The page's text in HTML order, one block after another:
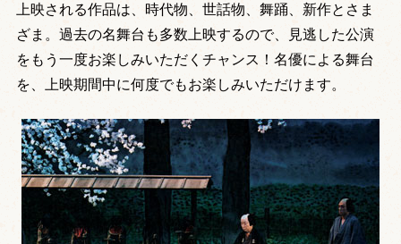
上映される作品は、時代物、世話物、舞踊、新作とさま
ざま。過去の名舞台も多数上映するので、見逃した公演
をもう一度お楽しみいただくチャンス！名優による舞台
を、上映期間中に何度でもお楽しみいただけます。